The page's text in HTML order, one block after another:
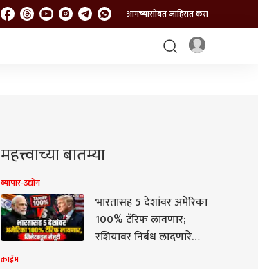
आमच्यासोबत जाहिरात करा
महत्त्वाच्या बातम्या
व्यापार-उद्योग
भारतासह 5 देशांवर अमेरिका
100% टॅरिफ लावणार;
रशियावर निर्बंध लादणारे
क्राईम